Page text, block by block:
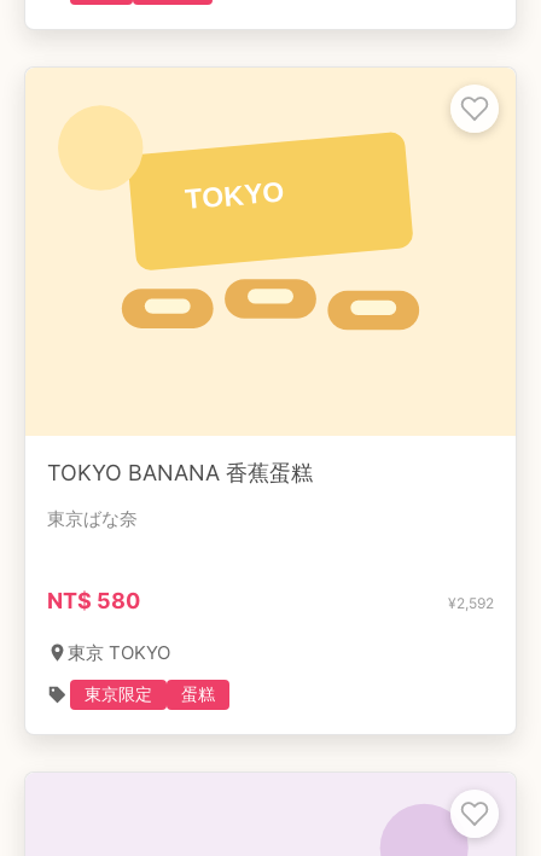
TOKYO BANANA 香蕉蛋糕
東京ばな奈
NT$ 580 ¥2,592
東京 TOKYO
東京限定 蛋糕